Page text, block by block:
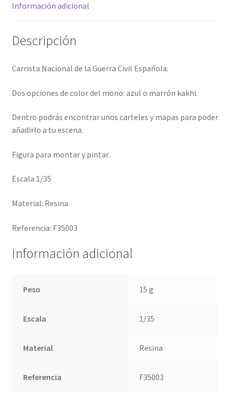
Información adicional
Descripción
Carrista Nacional de la Guerra Civil Española.
Dos opciones de color del mono: azul o marrón kakhi.
Dentro podrás encontrar unos carteles y mapas para poder
añadirlo a tu escena.
Figura para montar y pintar.
Escala 1/35
Material: Resina
Referencia: F35003
Información adicional
Peso 15 g
Escala 1/35
Material Resina
Referencia F35003